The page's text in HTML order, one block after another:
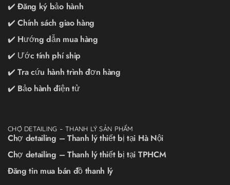
✔️ Đăng ký bảo hành
✔️ Chính sách giao hàng
✔️ Hướng dẫn mua hàng
✔️ Ước tính phí ship
✔️ Tra cứu hành trình đơn hàng
✔️ Bảo hành điện tử
CHỢ DETAILING – THANH LÝ SẢN PHẨM
Chợ detailing – Thanh lý thiết bị tại Hà Nội
Chợ detailing – Thanh lý thiết bị tại TPHCM
Đăng tin mua bán đồ thanh lý